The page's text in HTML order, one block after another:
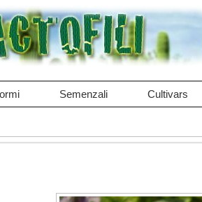
Semenzali Cultivars